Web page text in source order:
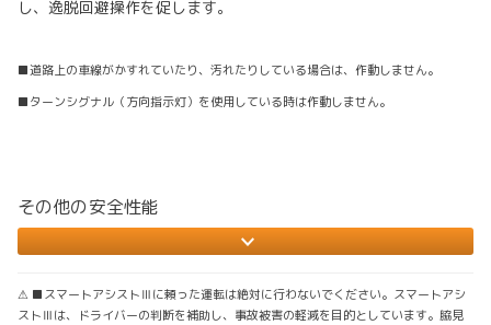
し、逸脱回避操作を促します。
■道路上の車線がかすれていたり、汚れたりしている場合は、作動しません。
■ターンシグナル（方向指示灯）を使用している時は作動しません。
その他の安全性能
⚠ ■スマートアシストⅢに頼った運転は絶対に行わないでください。スマートアシ
ストⅢは、ドライバーの判断を補助し、事故被害の軽減を目的としています。脇見